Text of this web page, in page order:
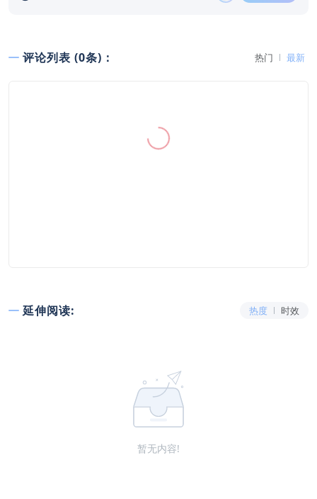
评论列表 (0条)： 热门 最新
延伸阅读: 热度 时效
暂无内容!